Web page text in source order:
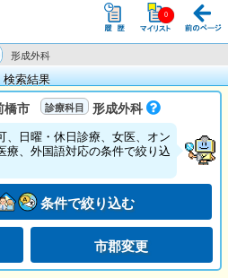
形成外科
検索結果
橋市 形成外科
、日曜・休日診療、女医、オン
療、外国語対応の条件で絞り込
条件で絞り込む
市郡変更